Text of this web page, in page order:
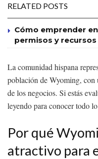
RELATED POSTS
Cómo emprender
permisos y
La comunidad hispana
población de Wyoming, con
de los negocios. Si estás
leyendo para conocer todo
Por qué
atractivo para